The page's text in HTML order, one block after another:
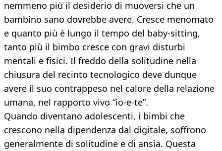
nemmeno più il desiderio di muoversi che un
bambino sano dovrebbe avere. Cresce menomato
e quanto più è lungo il tempo del baby-sitting,
tanto più il bimbo cresce con gravi disturbi
mentali e fisici. Il freddo della solitudine nella
chiusura del recinto tecnologico deve dunque
avere il suo contrappeso nel calore della relazione
umana, nel rapporto vivo “io-e-te”.
Quando diventano adolescenti, i bimbi che
crescono nella dipendenza dal digitale, soffrono
generalmente di solitudine e di ansia. Questa